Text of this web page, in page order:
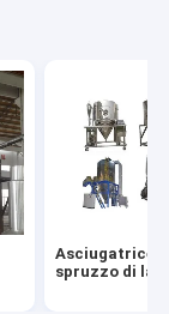
Asciugatrice a
spruzzo di